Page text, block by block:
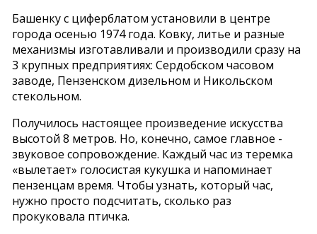
Башенку с циферблатом установили в центре
города осенью 1974 года. Ковку, литье и разные
механизмы изготавливали и производили сразу на
3 крупных предприятиях: Сердобском часовом
заводе, Пензенском дизельном и Никольском
стекольном.
Получилось настоящее произведение искусства
высотой 8 метров. Но, конечно, самое главное -
звуковое сопровождение. Каждый час из теремка
«вылетает» голосистая кукушка и напоминает
пензенцам время. Чтобы узнать, который час,
нужно просто подсчитать, сколько раз
прокуковала птичка.